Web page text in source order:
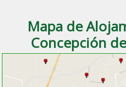
Mapa de
Concepción